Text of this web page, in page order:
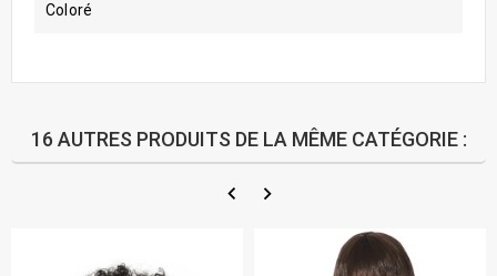
Coloré
16 AUTRES PRODUITS DE LA MÊME CATÉGORIE :